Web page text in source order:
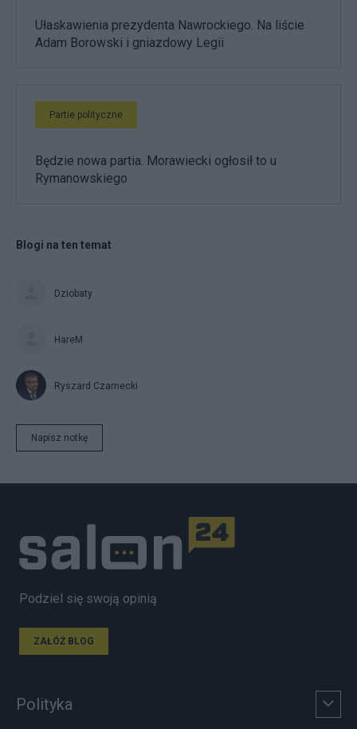
Ułaskawienia prezydenta Nawrockiego. Na liście
Adam Borowski i gniazdowy Legii
Partie polityczne
Będzie nowa partia. Morawiecki ogłosił to u
Rymanowskiego
Blogi na ten temat
Dziobaty
HareM
Ryszard Czarnecki
Napisz notkę
Podziel się swoją opinią
ZAŁÓŻ BLOG
Polityka